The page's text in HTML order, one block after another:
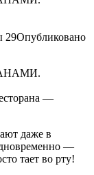
29Опубликовано
—
даже в
—
тает во рту!